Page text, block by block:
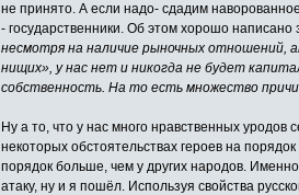
не принято. А если надо- сдадим
- государственники. Об этом хорошо написано
несмотря на наличие рыночных отношений,
нищих», у нас нет и никогда не будет
собственность. На то есть множество
Ну а то, что у нас много нравственных уродов
некоторых обстоятельствах героев на
порядок больше, чем у других народов.
атаку, ну и я пошёл. Используя свойства